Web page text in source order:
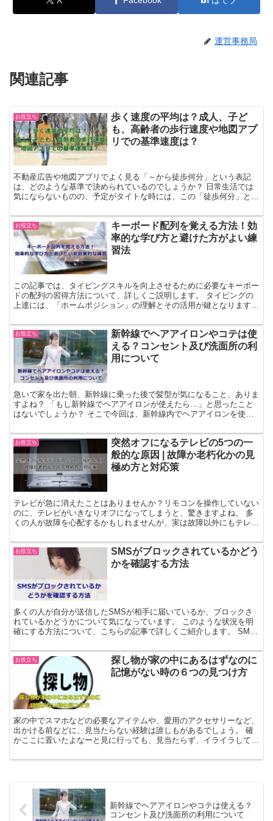
運営事務局
関連記事
お役立ち
歩く速度の平均は？成人、子ど
も、高齢者の歩行速度や地図アプ
リでの基準速度は？
不動産広告や地図アプリでよく見る「～から徒歩何分」という表記
は、どのような基準で決められているのでしょうか？ 日常生活では
気にならないものの、予定がタイトな時には、この「徒歩何分」とい
お役立ち
キーボード配列を覚える方法！効
率的な学び方と避けた方がよい練
習法
この記事では、タイピングスキルを向上させるために必要なキーボー
ドの配列の習得方法について、詳しくご説明します。 タイピングの
上達には、「ホームポジション」の理解とその活用が鍵となります。
お役立ち
新幹線でヘアアイロンやコテは使
える？コンセント及び洗面所の利
用について
急いで家を出た朝、新幹線に乗った後で髪型が気になること、ありま
すよね？ 「もし新幹線でヘアアイロンが使えたら…」と思ったこと
はないでしょうか？ そこで今回は、新幹線内でヘアアイロンを使う
お役立ち
突然オフになるテレビの5つの一
般的な原因 | 故障か老朽化かの見
極め方と対応策
テレビが急に消えたことはありませんか？リモコンを操作していない
のに、テレビがいきなりオフになってしまうと、驚きますよね。 多
くの人が故障を心配するかもしれませんが、実は故障以外にもテレビ
お役立ち
SMSがブロックされているかどう
かを確認する方法
多くの人が自分が送信したSMSが相手に届いているか、ブロックさ
れているかどうかについて気になっています。 このような状況を明
確にする方法について、こちらの記事で詳しくご紹介します。 SMS
お役立ち
探し物が家の中にあるはずなのに
記憶がない時の６つの見つけ方
家の中でスマホなどの必要なアイテムや、愛用のアクセサリーなど、
出かける前などに、見当たらない経験は誰しもがあるでしょう。 確
かここに置いたよなーと見に行っても、見当たらず、イライラしてし
新幹線でヘアアイロンやコテは使える？
コンセント及び洗面所の利用について